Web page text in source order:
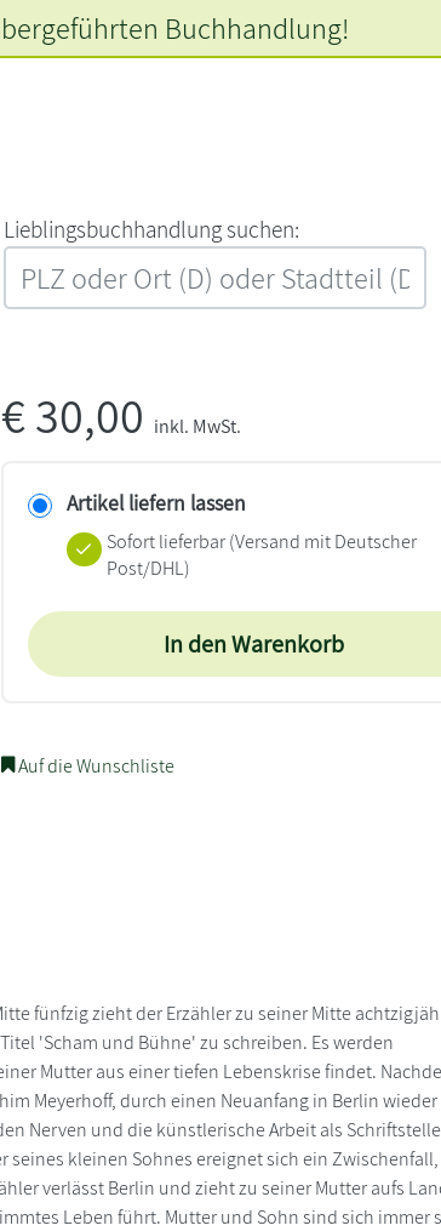
L‍i‍e‍b‍l‍i‍n‍g‍s‍b‍u‍c‍h‍h‍a‍n‍d‍l‍u‍n‍g‍ ‍s‍u‍c‍h‍e‍n‍:‍
Buchhandlung!
€30,00 inkl. MwSt.
Artikel liefern lassen
Sofort lieferbar(Versand mit Deutscher
Post/DHL)
In den Warenkorb
Auf die Wunschliste
fünfzig zieht der Erzähler zu seiner Mitte
'Scham und Bühne' zu schreiben. Es werden
Mutter aus einer tiefen Lebenskrise findet.
Meyerhoff, durch einen Neuanfang in Berlin wieder
Nerven und die künstlerische Arbeit als
seines kleinen Sohnes ereignet sich ein
verlässt Berlin und zieht zu seiner Mutter aufs
Leben führt. Mutter und Sohn sind sich immer